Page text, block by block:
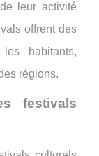
leur activité
offrent des
habitants,
régions.
festivals